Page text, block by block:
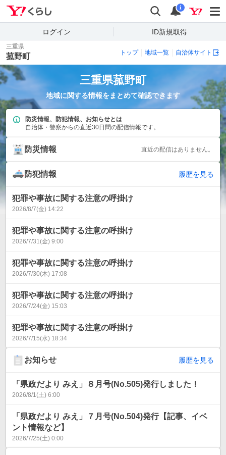
検索 通知
i
ログイン ID新規取得
三重県
菰野町 トップ 地域一覧 自治体サイト
三重県菰野町
地域に関する情報をまとめて確認できます
防災情報、防犯情報、お知らせとは
自治体・警察からの直近30日間の配信情報です。
防災情報 直近の配信はありません。
防犯情報 履歴を見る
犯罪や事故に関する注意の呼掛け
2026/8/7(金) 14:22
犯罪や事故に関する注意の呼掛け
2026/7/31(金) 9:00
犯罪や事故に関する注意の呼掛け
2026/7/30(木) 17:08
犯罪や事故に関する注意の呼掛け
2026/7/24(金) 15:03
犯罪や事故に関する注意の呼掛け
2026/7/15(水) 18:34
お知らせ 履歴を見る
「県政だより みえ」８月号(No.505)発行しました！
2026/8/1(土) 6:00
「県政だより みえ」７月号(No.504)発行【記事、イベ
ント情報など】
2026/7/25(土) 0:00